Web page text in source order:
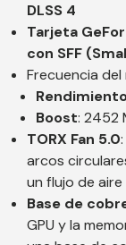
DLSS 4
Tarjeta
con SFF
Frecuencia del
Boost: 2452
TORX Fan 5.0
arcos
un flujo de
Base de
GPU y la